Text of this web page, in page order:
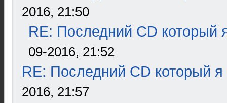
2016, 21:50
RE: Последний CD который
09-2016, 21:52
RE: Последний CD который я
2016, 21:57